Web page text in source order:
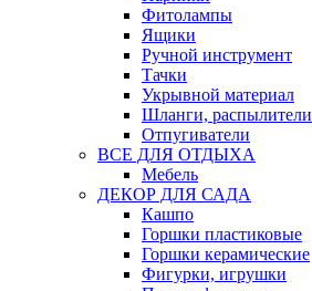
Фитолампы
Ящики
Ручной инструмент
Тачки
Укрывной материал
Шланги, распылители
Отпугиватели
ВСЕ ДЛЯ ОТДЫХА
Мебель
ДЕКОР ДЛЯ САДА
Кашпо
Горшки пластиковые
Горшки керамические
Фигурки, игрушки